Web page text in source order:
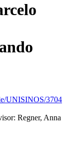
UNISINOS/3704
Regner, Anna